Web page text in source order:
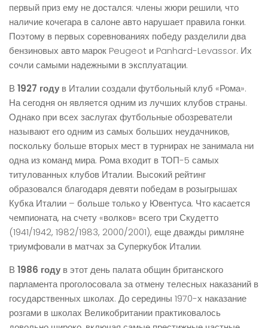
первый приз ему не достался: члены жюри решили, что
наличие кочегара в салоне авто нарушает правила гонки.
Поэтому в первых соревнованиях победу разделили два
бензиновых авто марок Peugeot и Panhard-Levassor. Их
сочли самыми надежными в эксплуатации.
В 1927 году в Италии создали футбольный клуб «Рома».
На сегодня он является одним из лучших клубов страны.
Однако при всех заслугах футбольные обозреватели
называют его одним из самых больших неудачников,
поскольку больше вторых мест в турнирах не занимала ни
одна из команд мира. Рома входит в ТОП-5 самых
титулованных клубов Италии. Высокий рейтинг
образовался благодаря девяти победам в розыгрышах
Кубка Италии – больше только у Ювентуса. Что касается
чемпионата, на счету «волков» всего три Скудетто
(1941/1942, 1982/1983, 2000/2001), еще дважды римляне
триумфовали в матчах за Суперкубок Италии.
В 1986 году в этот день палата общин британского
парламента проголосовала за отмену телесных наказаний в
государственных школах. До середины 1970-х наказание
розгами в школах Великобритании практиковалось